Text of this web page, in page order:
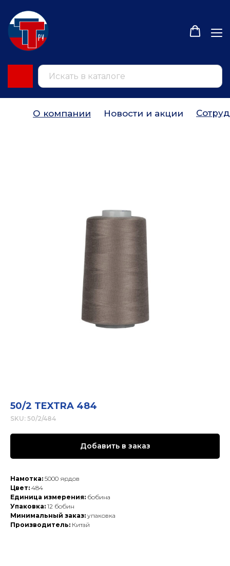
О компании Новости и акции
50/2 TEXTRA 484
SKU: 50/2/484
Добавить в заказ
Намотка: 5000 ярдов
Цвет: 484
Единица измерения: бобина
Упаковка: 12 бобин
Минимальный заказ: упаковка
Производитель: Китай